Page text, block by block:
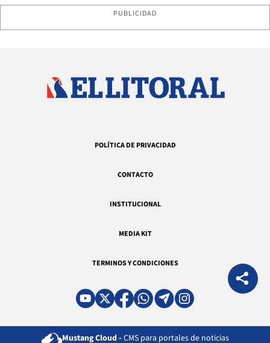
PUBLICIDAD
POLÍTICA DE PRIVACIDAD
CONTACTO
INSTITUCIONAL
MEDIA KIT
TERMINOS Y CONDICIONES
Mustang Cloud - CMS para portales de noticias